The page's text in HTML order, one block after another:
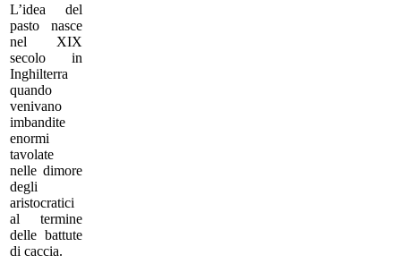
L’idea del
pasto nasce
nel XIX
secolo in
Inghilterra
quando
venivano
imbandite
enormi
tavolate
nelle dimore
degli
aristocratici
al termine
delle battute
di caccia.